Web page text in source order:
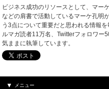
ビジネス成功のリソースとして、マー
などの肩書で活動しているマーケ孔明
う3点について重要だと思われる情報
ルマガ読者11万名、Twitterフォロワー
気ままに執筆しています。
メニュー